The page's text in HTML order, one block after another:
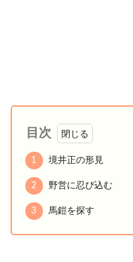
目次
1 境井正の形見
2 野営に忍び込む
3 馬鎧を探す